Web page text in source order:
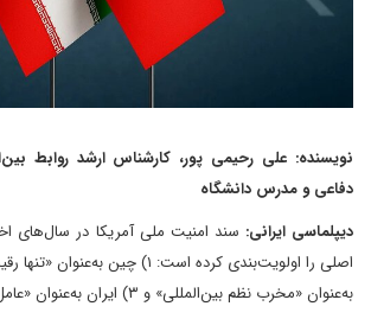
نویسنده: علی رحیمی پور، کارشناس ارشد روابط
دفاعی و مدرس دانشگاه
دیپلماسی ایرانی: سند امنیت ملی آمریکا در سال‌های
به‌عنوان «مخرب نظم بین‌المللی» و ۳) ایران به‌عنوان «عامل بی‌ثباتی منطقه‌ای».